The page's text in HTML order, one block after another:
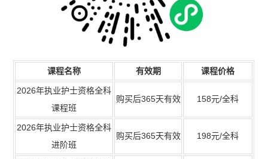
课程名称 有效期 课程价格
2026年执业护士资格全科
课程班
购买后365天有效 158元/全科
2026年执业护士资格全科
进阶班
购买后365天有效 198元/全科